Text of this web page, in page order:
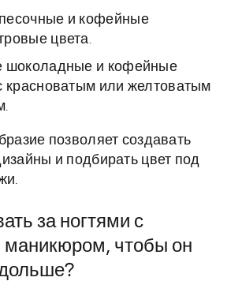
и кофейные
цвета.
шоколадные и кофейные
красноватым или желтоватым
позволяет создавать
и подбирать цвет под
за ногтями с
чтобы он